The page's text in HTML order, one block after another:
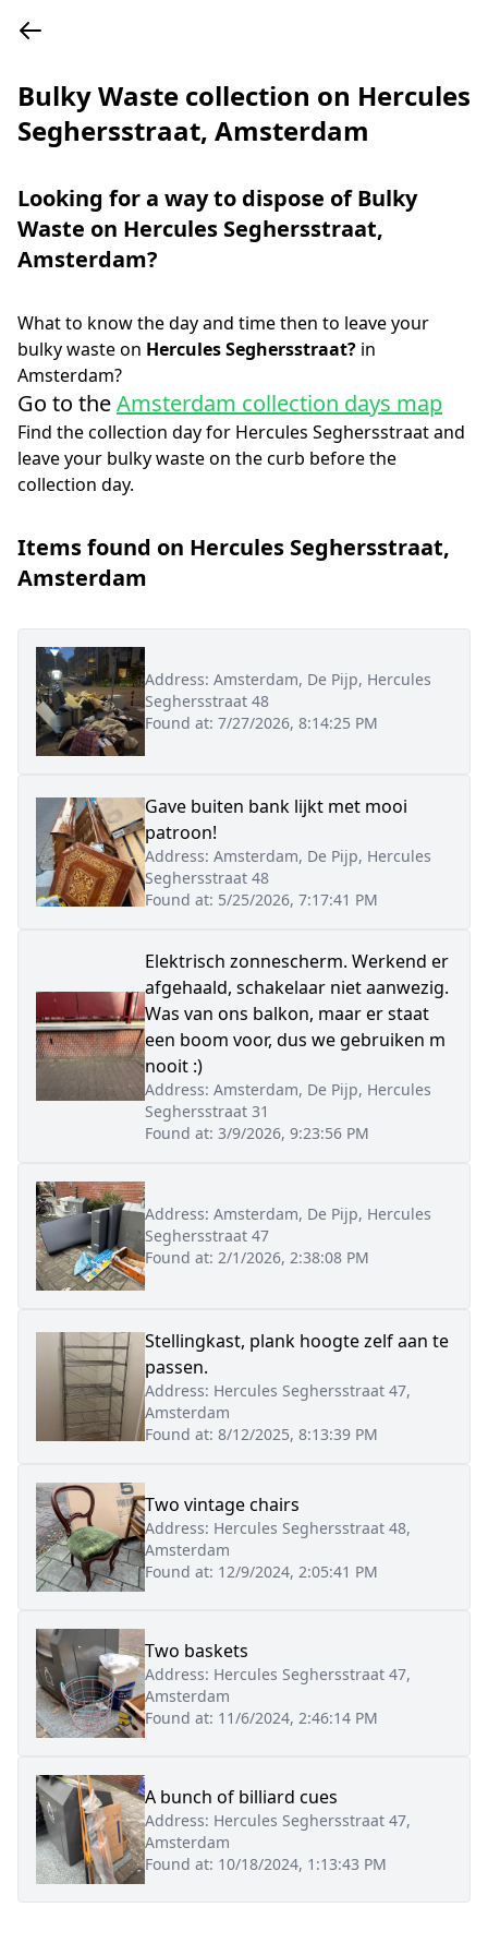
Bulky Waste collection on Hercules
Seghersstraat, Amsterdam
Looking for a way to dispose of Bulky
Waste on Hercules Seghersstraat,
Amsterdam?
What to know the day and time then to leave your
bulky waste on Hercules Seghersstraat? in
Amsterdam?
Go to theAmsterdam collection days map
Find the collection day for Hercules Seghersstraatand
leave your bulky waste on the curb before the
collection day.
Items found on Hercules Seghersstraat,
Amsterdam
Address: Amsterdam, De Pijp, Hercules
Seghersstraat 48
Found at: 7/27/2026, 8:14:25 PM
Gave buiten bank lijkt met mooi
patroon!
Address: Amsterdam, De Pijp, Hercules
Seghersstraat 48
Found at: 5/25/2026, 7:17:41 PM
Elektrisch zonnescherm. Werkend er
afgehaald, schakelaar niet aanwezig.
Was van ons balkon, maar er staat
een boom voor, dus we gebruiken m
nooit :)
Address: Amsterdam, De Pijp, Hercules
Seghersstraat 31
Found at: 3/9/2026, 9:23:56 PM
Address: Amsterdam, De Pijp, Hercules
Seghersstraat 47
Found at: 2/1/2026, 2:38:08 PM
Stellingkast, plank hoogte zelf aan te
passen.
Address: Hercules Seghersstraat 47,
Amsterdam
Found at: 8/12/2025, 8:13:39 PM
Two vintage chairs
Address: Hercules Seghersstraat 48,
Amsterdam
Found at: 12/9/2024, 2:05:41 PM
Two baskets
Address: Hercules Seghersstraat 47,
Amsterdam
Found at: 11/6/2024, 2:46:14 PM
A bunch of billiard cues
Address: Hercules Seghersstraat 47,
Amsterdam
Found at: 10/18/2024, 1:13:43 PM